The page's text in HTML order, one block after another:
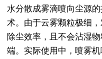
水分散成雾滴喷向尘源
术。由于云雾颗粒极细
除尘效率，且不会沾湿
端。实际使用中，喷雾